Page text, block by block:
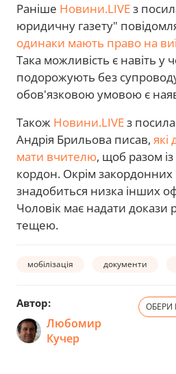
Раніше Новини.LIVEз
юридичну газету"
одинаки мають право на
Така можливість є навіть у
подорожують без
обов'язковою умовою є
Також Новини.LIVEз
Андрія Брильова писав, які
мати вчителю, щоб разом
кордон. Окрім закордонних
знадобиться низка інших
Чоловік має надати докази
тещею.
мобілізація документи
Автор:
Любомир
Кучер
ОБЕРИ